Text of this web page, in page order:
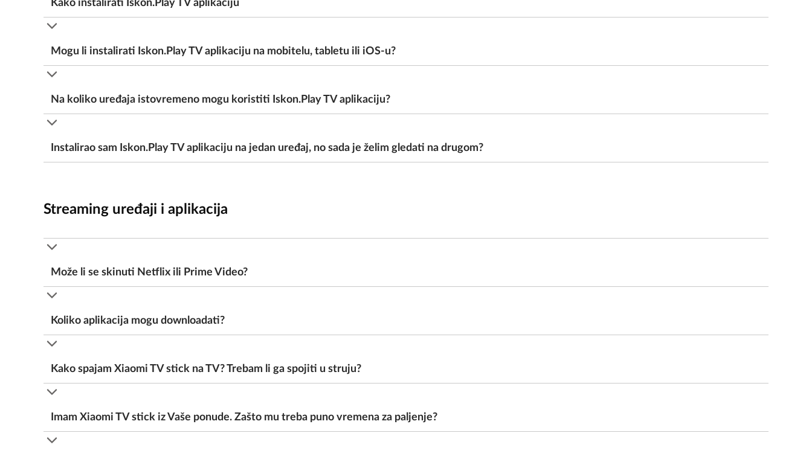
Kako instalirati Iskon.Play TV aplikaciju
Mogu li instalirati Iskon.Play TV aplikaciju na mobitelu, tabletu ili iOS-u?
Na koliko uređaja istovremeno mogu koristiti Iskon.Play TV aplikaciju?
Instalirao sam Iskon.Play TV aplikaciju na jedan uređaj, no sada je želim gledati na drugom?
Streaming uređaji i aplikacija
Može li se skinuti Netflix ili Prime Video?
Koliko aplikacija mogu downloadati?
Kako spajam Xiaomi TV stick na TV? Trebam li ga spojiti u struju?
Imam Xiaomi TV stick iz Vaše ponude. Zašto mu treba puno vremena za paljenje?